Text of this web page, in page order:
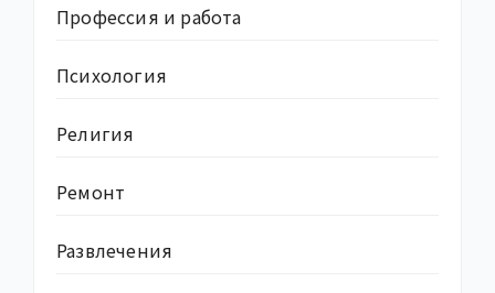
Профессия и работа
Психология
Религия
Ремонт
Развлечения